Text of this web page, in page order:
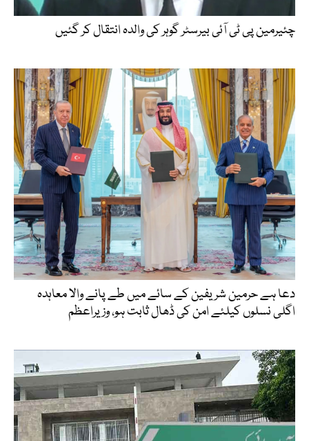
چئیرمین پی ٹی آئی بیرسٹر گوہر کی والدہ انتقال کر گئیں
دعا ہے حرمین شریفین کے سائے میں طے پانے والا معاہدہ
اگلی نسلوں کیلئے امن کی ڈھال ثابت ہو، وزیراعظم